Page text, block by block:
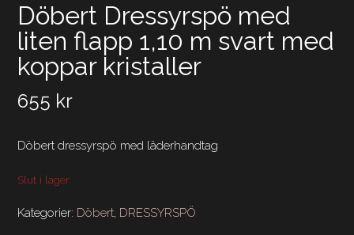
Döbert Dressyrspö med
liten flapp 1,10 m svart med
koppar kristaller
655 kr
Döbert dressyrspö med läderhandtag
Slut i lager
Kategorier: Döbert, DRESSYRSPÖ